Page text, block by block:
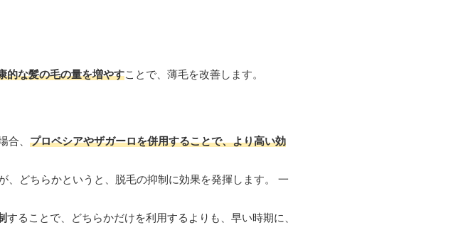
的な髪の毛の量を増やすことで、薄毛を改善します。
合、 プロペシアやザガーロを併用することで、より高い効
、どちらかというと、脱毛の抑制に効果を発揮します。 一
することで、どちらかだけを利用するよりも、早い時期に、